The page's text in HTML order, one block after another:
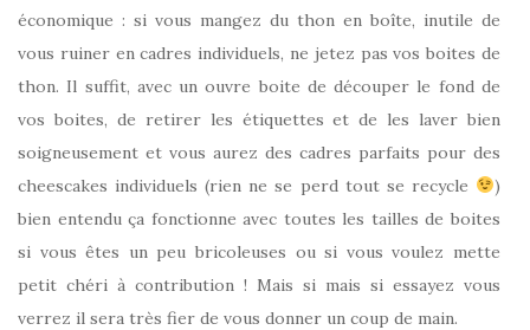
économique : si vous mangez du thon en boîte, inutile de
vous ruiner en cadres individuels, ne jetez pas vos boites de
thon. Il suffit, avec un ouvre boite de découper le fond de
vos boites, de retirer les étiquettes et de les laver bien
soigneusement et vous aurez des cadres parfaits pour des
cheescakes individuels (rien ne se perd tout se recycle
)
bien entendu ça fonctionne avec toutes les tailles de boites
si vous êtes un peu bricoleuses ou si vous voulez mette
petit chéri à contribution ! Mais si mais si essayez vous
verrez il sera très fier de vous donner un coup de main.